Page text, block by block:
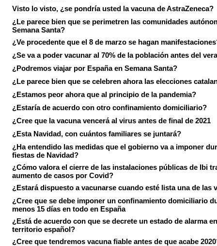
Visto lo visto, ¿se pondría usted la vacuna de AstraZeneca?
¿Le parece bien que se perimetren las comunidades
Semana Santa?
¿Ve procedente que el 8 de marzo se hagan
¿Se va a poder vacunar al 70% de la población antes del
¿Podremos viajar por España en Semana Santa?
¿Le parece bien que se celebren ahora las elecciones
¿Estamos peor ahora que al principio de la pandemia?
¿Estaría de acuerdo con otro confinamiento domiciliario?
¿Cree que la vacuna vencerá al virus antes de final de 2021
¿Esta Navidad, con cuántos familiares se juntará?
¿Ha entendido las medidas que el gobierno va a imponer
fiestas de Navidad?
¿Cómo valora el cierre de las instalaciones públicas de Ibi
aumento de casos por Covid?
¿Estará dispuesto a vacunarse cuando esté lista una de las
¿Cree que se debe imponer un confinamiento domiciliario
menos 15 días en todo en España
¿Está de acuerdo con que se decrete un estado de alarma
territorio español?
¿Cree que tendremos vacuna fiable antes de que acabe